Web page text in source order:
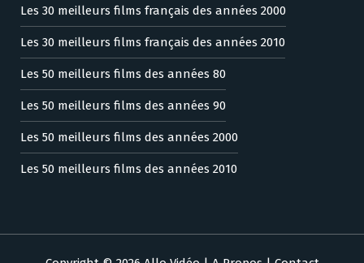
Les 30 meilleurs films français des années 2000
Les 30 meilleurs films français des années 2010
Les 50 meilleurs films des années 80
Les 50 meilleurs films des années 90
Les 50 meilleurs films des années 2000
Les 50 meilleurs films des années 2010